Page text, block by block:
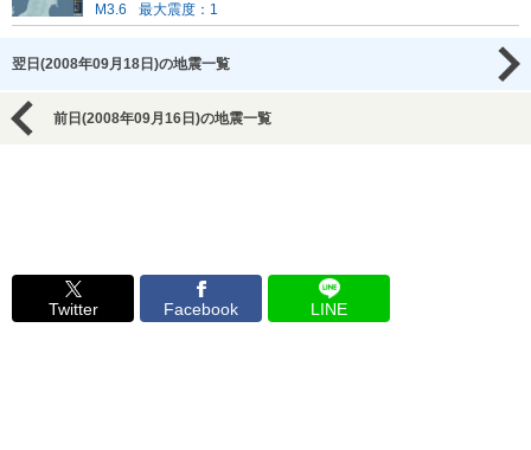
M3.6
最大震度：1
翌日(2008年09月18日)の地震一覧
前日(2008年09月16日)の地震一覧
Twitter Facebook LINE